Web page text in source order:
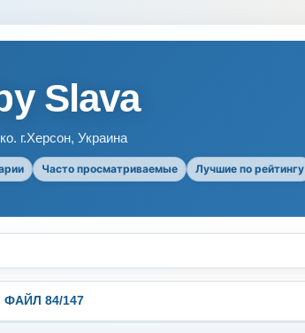
Slava
г.Херсон, Украина
Часто просматриваемые Лучшие по рейтингу
ФАЙЛ 84/147